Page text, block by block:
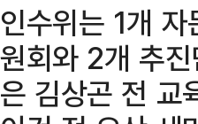
인수위는 1개
원회와 2개 추
은 김상곤 전 교